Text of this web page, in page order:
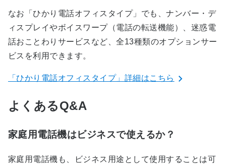
なお「ひかり電話オフィスタイプ」でも、ナンバー・デ
ィスプレイやボイスワープ（電話の転送機能）、迷惑電
話おことわりサービスなど、全13種類のオプションサー
ビスを利用できます。
「ひかり電話オフィスタイプ」詳細はこちら
よくあるQ&A
家庭用電話機はビジネスで使えるか？
家庭用電話機も、ビジネス用途として使用することは可